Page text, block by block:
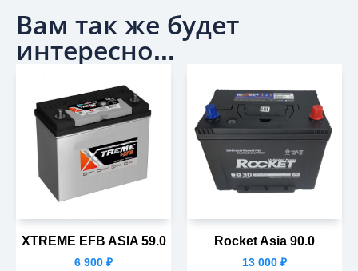
Вам так же будет
интересно...
XTREME EFB ASIA 59.0
6 900 ₽
Rocket Asia 90.0
13 000 ₽